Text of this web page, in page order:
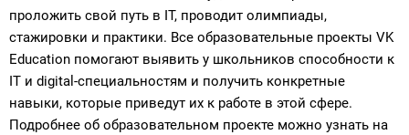
проложить свой путь в IT, проводит олимпиады,
стажировки и практики. Все образовательные проекты VK
Education помогают выявить у школьников способности к
IT и digital-специальностям и получить конкретные
навыки, которые приведут их к работе в этой сфере.
Подробнее об образовательном проекте можно узнать на